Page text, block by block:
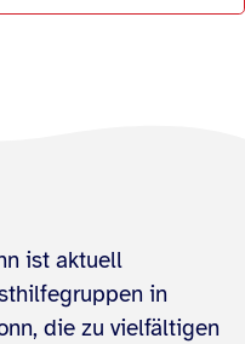
ist aktuell
in
die zu vielfältigen